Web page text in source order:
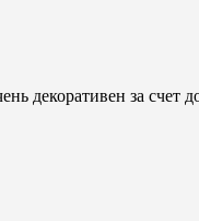
декоративен за счет